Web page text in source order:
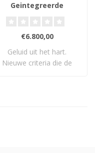
Geintegreerde
€6.800,00
Geluid uit het hart.
Nieuwe criteria die de